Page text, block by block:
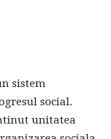
sistem
social.
unitatea